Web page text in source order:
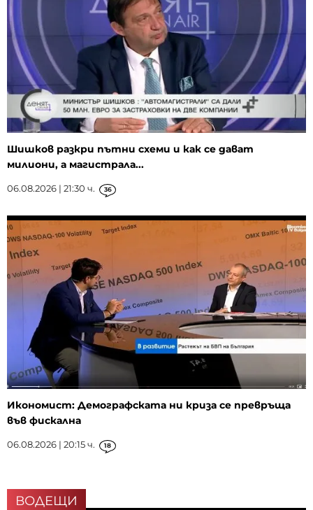
Шишков разкри пътни схеми и как се дават
милиони, а магистрала...
06.08.2026 | 21:30 ч. 36
Икономист: Демографската ни криза се превръща
във фискална
06.08.2026 | 20:15 ч. 18
ВОДЕЩИ